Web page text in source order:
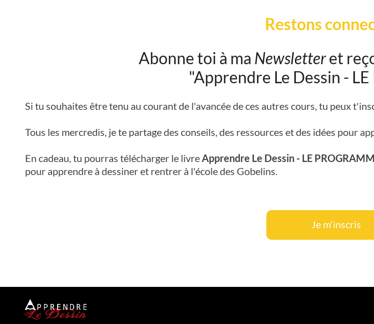
Restons
Abonne toi à ma Newsletteret
"Apprendre Le Dessin -
Si tu souhaites être tenu au courant de l'avancée de ces autres cours, tu peux
Tous les mercredis, je te partage des conseils, des ressources et des idées pour
En cadeau, tu pourras télécharger le livreApprendre Le Dessin - LE
pour apprendre à dessiner et rentrer à l'école des Gobelins.
Je m'inscris